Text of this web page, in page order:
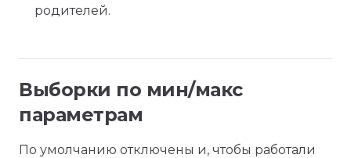
родителей.
Выборки по мин/макс
параметрам
По умолчанию отключены и, чтобы работали